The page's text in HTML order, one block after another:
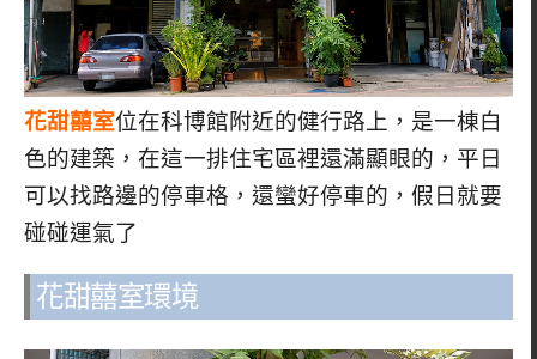
花甜囍室位在科博館附近的健行路上，是一棟白
色的建築，在這一排住宅區裡還滿顯眼的， 平日
可以找路邊的停車格，還蠻好停車的，假日就要
碰碰運氣了
花甜囍室環境